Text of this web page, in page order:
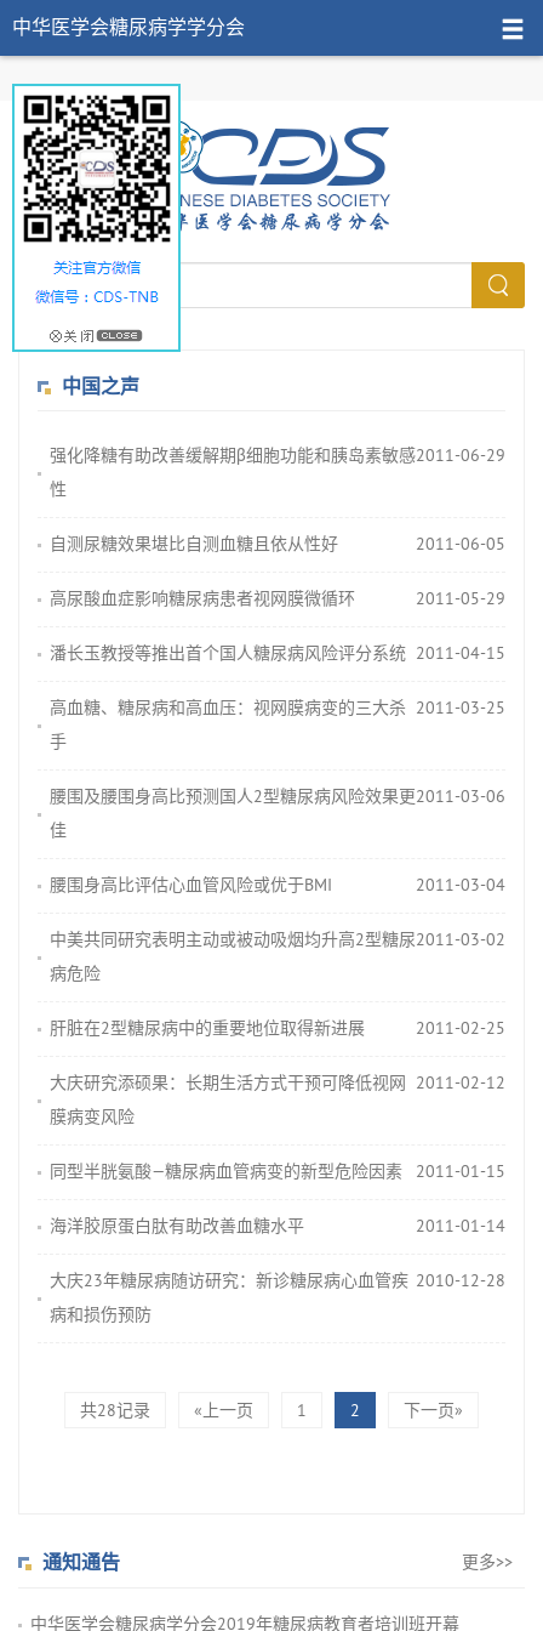
中华医学会糖尿病学学分会
中国之声
2011-06-29
强化降糖有助改善缓解期β细胞功能和胰岛素敏感
性
2011-06-05
自测尿糖效果堪比自测血糖且依从性好
2011-05-29
高尿酸血症影响糖尿病患者视网膜微循环
2011-04-15
潘长玉教授等推出首个国人糖尿病风险评分系统
2011-03-25
高血糖、糖尿病和高血压：视网膜病变的三大杀
手
2011-03-06
腰围及腰围身高比预测国人2型糖尿病风险效果更
佳
2011-03-04
腰围身高比评估心血管风险或优于BMI
2011-03-02
中美共同研究表明主动或被动吸烟均升高2型糖尿
病危险
2011-02-25
肝脏在2型糖尿病中的重要地位取得新进展
2011-02-12
大庆研究添硕果：长期生活方式干预可降低视网
膜病变风险
2011-01-15
同型半胱氨酸—糖尿病血管病变的新型危险因素
2011-01-14
海洋胶原蛋白肽有助改善血糖水平
2010-12-28
大庆23年糖尿病随访研究：新诊糖尿病心血管疾
病和损伤预防
共28记录 «上一页 1 2 下一页»
通知通告 更多>>
中华医学会糖尿病学分会2019年糖尿病教育者培训班开幕